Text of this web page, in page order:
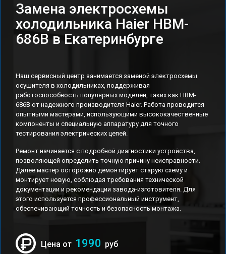
Замена электросхемы
холодильника Haier HBM-
686B в Екатеринбурге
Наш сервисный центр занимается заменой электросхемы
осушителя в холодильниках, поддерживая
работоспособность популярных моделей, таких как HBM-
686B от надежного производителя Haier. Работа проводится
опытными мастерами, использующими высококачественные
компоненты и специальную аппаратуру для точного
тестирования электрических цепей.
Ремонт начинается с подробной диагностики устройства,
позволяющей определить точную причину неисправности.
Далее мастер осторожно демонтирует старую схему и
монтирует новую, соблюдая требования технической
документации и рекомендации завода-изготовителя. Для
этого используется профессиональный инструмент,
обеспечивающий точность и безопасность монтажа.
Цена от 1990 руб